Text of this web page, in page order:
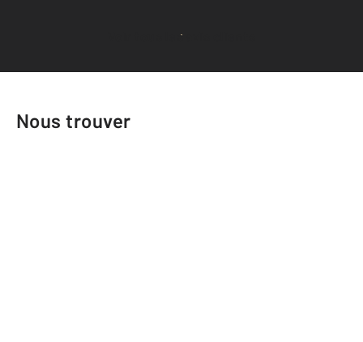
Voir tous les avis clients
Nous trouver